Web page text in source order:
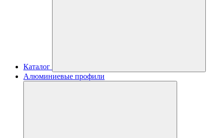
Каталог
Алюминиевые профили